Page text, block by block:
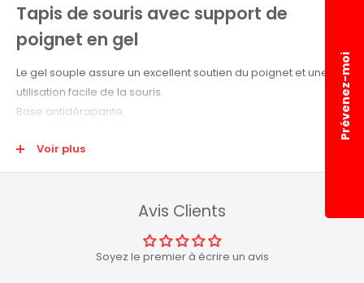
Tapis de souris avec support de
poignet en gel
Le gel souple assure un excellent soutien du poignet et une
utilisation facile de la souris.
Base antidérapante.
Taille : 240 x 220 mm
Épaisseur : 4 mm
Voir plus
Avis Clients
Soyez le premier à écrire un avis
Prévenez-moi